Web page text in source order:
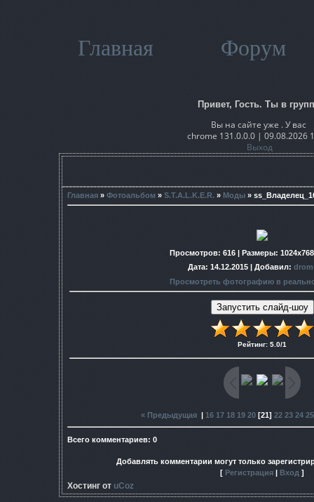
Главная Форум
Привет, Гость. Ты в
Вы на сайте уже . У вас
chrome 131.0.0.0 | 09.08.2026
Выход
Главная » Фотоальбом » S.T.A.L.K.E.R. » Моды »
Просмотров: 616 | Размеры:
Дата: 14.12.2015 | Добавил:
Просмотреть фотографию в
Рейтинг: 5.0/1
« Предыдущая| 16 17 18 19 20[21] 22 23 24 25
Всего комментариев: 0
Добавлять комментарии могут только
[ Регистрация Вход ]
Хостинг от uCoz